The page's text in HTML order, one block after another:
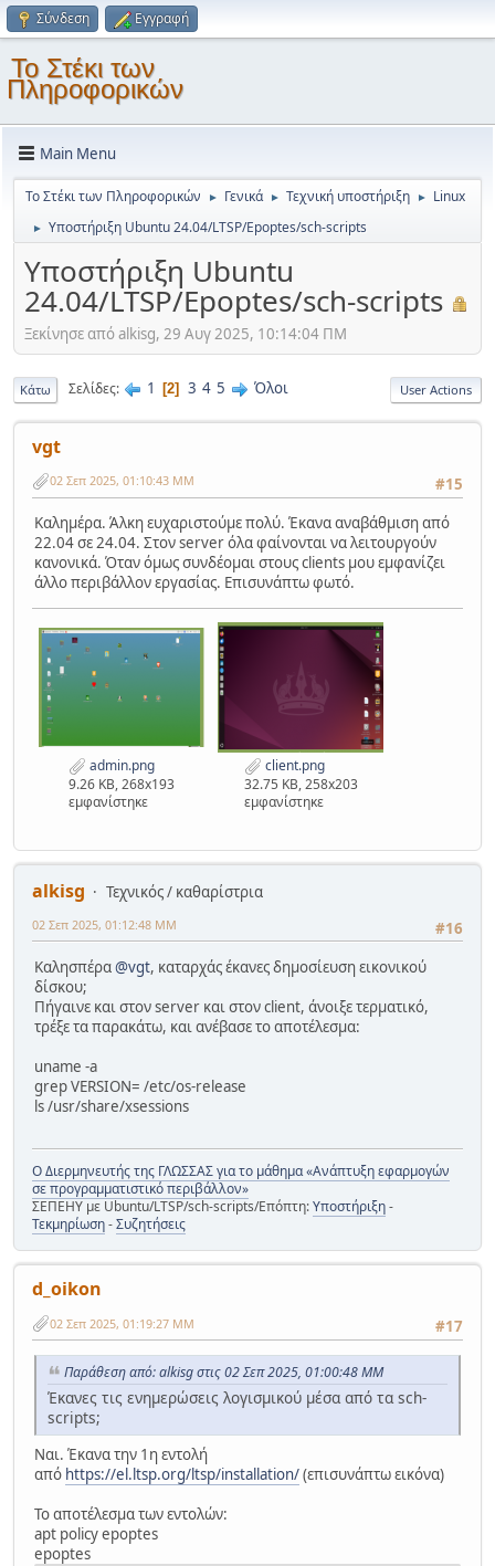
Σύνδεση Εγγραφή
Το Στέκι των
Πληροφορικών
Main Menu
Το Στέκι των Πληροφορικών ► Γενικά ► Τεχνική υποστήριξη ► Linux
► Υποστήριξη Ubuntu 24.04/LTSP/Epoptes/sch-scripts
Υποστήριξη Ubuntu
24.04/LTSP/Epoptes/sch-scripts
Ξεκίνησε από alkisg, 29 Αυγ 2025, 10:14:04 ΠΜ
Κάτω Σελίδες 1 2 3 4 5 Όλοι User Actions
vgt
#15
02 Σεπ 2025, 01:10:43 ΜΜ
Καλημέρα. Άλκη ευχαριστούμε πολύ. Έκανα αναβάθμιση από
22.04 σε 24.04. Στον server όλα φαίνονται να λειτουργούν
κανονικά. Όταν όμως συνδέομαι στους clients μου εμφανίζει
άλλο περιβάλλον εργασίας. Επισυνάπτω φωτό.
admin.png
9.26 KB, 268x193
εμφανίστηκε
client.png
32.75 KB, 258x203
εμφανίστηκε
alkisg
Τεχνικός / καθαρίστρια
#16
02 Σεπ 2025, 01:12:48 ΜΜ
Καλησπέρα@vgt, καταρχάς έκανες δημοσίευση εικονικού
δίσκου;
Πήγαινε και στον server και στον client, άνοιξε τερματικό,
τρέξε τα παρακάτω, και ανέβασε το αποτέλεσμα:
uname -a
grep VERSION= /etc/os-release
ls /usr/share/xsessions
Ο Διερμηνευτής της ΓΛΩΣΣΑΣ για το μάθημα «Ανάπτυξη εφαρμογών
σε προγραμματιστικό περιβάλλον»
ΣΕΠΕΗΥ με Ubuntu/LTSP/sch-scripts/Επόπτη:Υποστήριξη-
Τεκμηρίωση-Συζητήσεις
d_oikon
#17
02 Σεπ 2025, 01:19:27 ΜΜ
Παράθεση από: alkisg στις 02 Σεπ 2025, 01:00:48 ΜΜ
Έκανες τις ενημερώσεις λογισμικού μέσα από τα sch-
scripts;
Ναι. Έκανα την 1η εντολή
από https://el.ltsp.org/ltsp/installation/(επισυνάπτω εικόνα)
Το αποτέλεσμα των εντολών:
apt policy epoptes
epoptes